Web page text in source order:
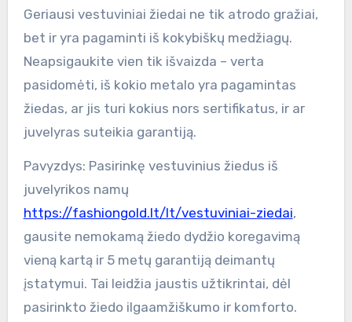
Geriausi vestuviniai žiedai ne tik atrodo gražiai,
bet ir yra pagaminti iš kokybiškų medžiagų.
Neapsigaukite vien tik išvaizda – verta
pasidomėti, iš kokio metalo yra pagamintas
žiedas, ar jis turi kokius nors sertifikatus, ir ar
juvelyras suteikia garantiją.
Pavyzdys: Pasirinkę vestuvinius žiedus iš
juvelyrikos namų
https://fashiongold.lt/lt/vestuviniai-ziedai,
gausite nemokamą žiedo dydžio koregavimą
vieną kartą ir 5 metų garantiją deimantų
įstatymui. Tai leidžia jaustis užtikrintai, dėl
pasirinkto žiedo ilgaamžiškumo ir komforto.